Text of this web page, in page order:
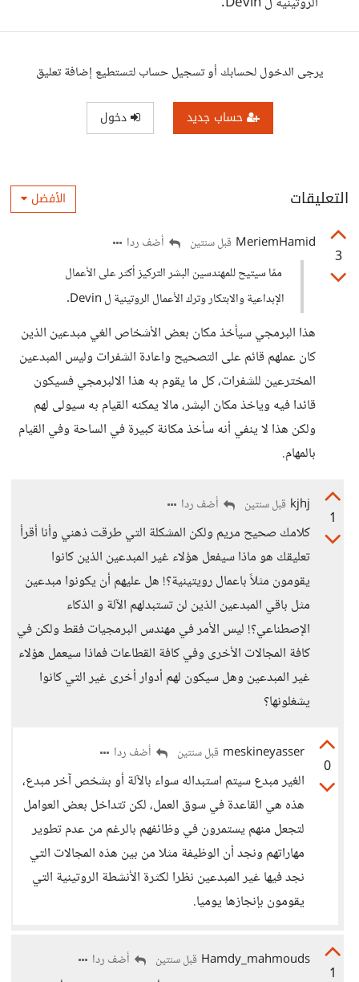
يرجى الدخول لحسابك أو تسجيل حساب لتستطيع إضافة تعليق
حساب جديد دخول
التعليقات الأفضل
3
MeriemHamid قبل سنتين
أضف ردا
ممّا سيتيح للمهندسين البشر التركيز أكثر على الأعمال
الإبداعية والابتكار وترك الأعمال الروتينية ل Devin.
هذا البرمجي سيأخذ مكان بعض الأشخاص الغي مبدعين الذين
كان عملهم قائم على التصحيح واعادة الشفرات وليس المبدعين
المخترعين للشفرات، كل ما يقوم به هذا الالبرمجي فسيكون
قائدا فيه وياخذ مكان البشر، مالا يمكنه القيام به سيولى لهم
ولكن هذا لا ينفي أنه سأخذ مكانة كبيرة في الساحة وفي القيام
بالمهام.
1
kjhj قبل سنتين أضف ردا
كلامك صحيح مريم ولكن المشكلة التي طرقت ذهني وأنا أقرأ
تعليقك هو ماذا سيفعل هؤلاء غير المبدعين الذين كانوا
يقومون مثلاً باعمال رويتينية؟! هل عليهم أن يكونوا مبدعين
مثل باقي المبدعين الذين لن تستبدلهم الآلة و الذكاء
الإصطناعي؟! ليس الأمر في مهندس البرمجيات فقط ولكن في
كافة المجالات الأخرى وفي كافة القطاعات فماذا سيعمل هؤلاء
غير المبدعين وهل سيكون لهم أدوار أخرى غير التي كانوا
يشغلونها؟
0
meskineyasser قبل سنتين أضف ردا
الغير مبدع سيتم استبداله سواء بالآلة أو بشخص آخر مبدع،
هذه هي القاعدة في سوق العمل، لكن تتداخل بعض العوامل
لتجعل منهم يستمرون في وظائفهم بالرغم من عدم تطوير
مهاراتهم ونجد أن الوظيفة مثلا من بين هذه المجالات التي
نجد فيها غير المبدعين نظرا لكثرة الأنشطة الروتينية التي
يقومون بإنجازها يوميا.
1
Hamdy_mahmouds قبل سنتين أضف ردا